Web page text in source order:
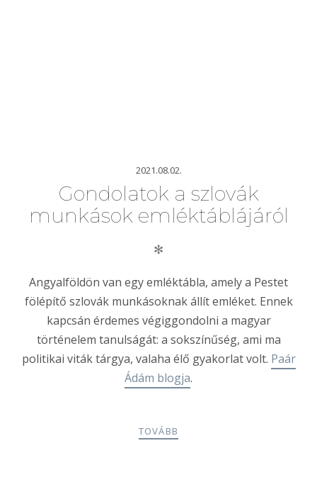
2021.08.02.
Gondolatok a szlovák
munkások emléktáblájáról
✻
Angyalföldön van egy emléktábla, amely a Pestet
fölépítő szlovák munkásoknak állít emléket. Ennek
kapcsán érdemes végiggondolni a magyar
történelem tanulságát: a sokszínűség, ami ma
politikai viták tárgya, valaha élő gyakorlat volt. Paár
Ádám blogja.
TOVÁBB